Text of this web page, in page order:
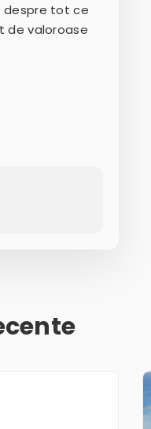
despre tot ce
de valoroase